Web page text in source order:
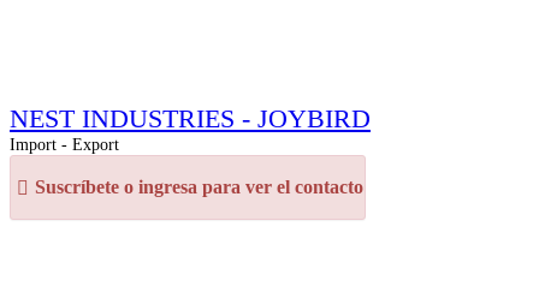
NEST INDUSTRIES - JOYBIRD
Import - Export
Suscríbete o ingresa para ver el contacto